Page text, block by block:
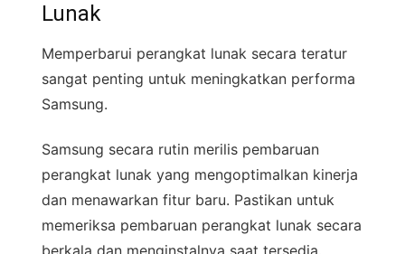
Lunak
Memperbarui perangkat lunak secara teratur
sangat penting untuk meningkatkan performa
Samsung.
Samsung secara rutin merilis pembaruan
perangkat lunak yang mengoptimalkan kinerja
dan menawarkan fitur baru. Pastikan untuk
memeriksa pembaruan perangkat lunak secara